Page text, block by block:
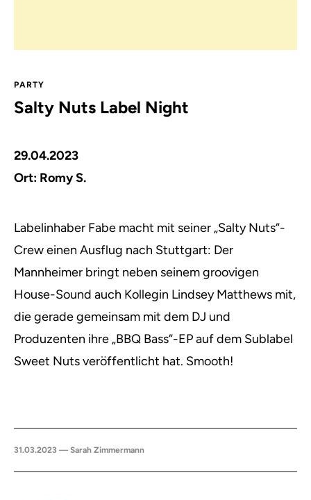
PARTY
Salty Nuts Label Night
29.04.2023
Ort: Romy S.
Labelinhaber Fabe macht mit seiner „Salty Nuts“-
Crew einen Ausflug nach Stuttgart: Der
Mannheimer bringt neben seinem groovigen
House-Sound auch Kollegin Lindsey Matthews mit,
die gerade gemeinsam mit dem DJ und
Produzenten ihre „BBQ Bass“-EP auf dem Sublabel
Sweet Nuts veröffentlicht hat. Smooth!
31.03.2023 — Sarah Zimmermann